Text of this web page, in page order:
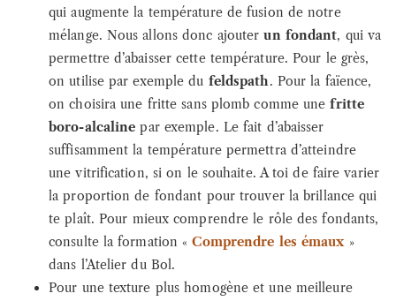
qui augmente la température de fusion de notre
mélange. Nous allons donc ajouterun fondant, qui va
permettre d’abaisser cette température. Pour le grès,
on utilise par exemple du feldspath. Pour la faïence,
on choisira une fritte sans plomb comme unefritte
boro-alcaline par exemple. Le fait d’abaisser
suffisamment la température permettra d’atteindre
une vitrification, si on le souhaite. A toi de faire varier
la proportion de fondant pour trouver la brillance qui
te plaît. Pour mieux comprendre le rôle des fondants,
consulte la formation «Comprendre les émaux»
dans l’Atelier du Bol.
Pour une texture plus homogène et une meilleure